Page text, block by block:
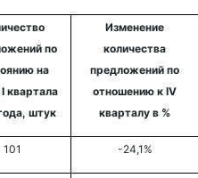
по
на
I квартала
штук
Изменение
количества
предложений по
отношению к IV
кварталу в %
101 -24,1%